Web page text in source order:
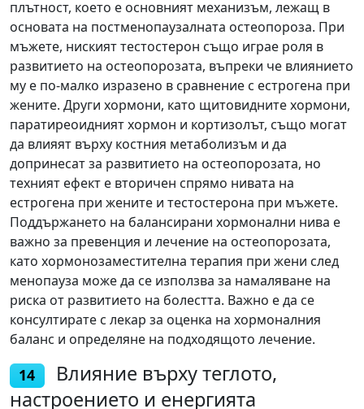
плътност, което е основният механизъм, лежащ в
основата на постменопаузалната остеопороза. При
мъжете, ниският тестостерон също играе роля в
развитието на остеопорозата, въпреки че влиянието
му е по-малко изразено в сравнение с естрогена при
жените. Други хормони, като щитовидните хормони,
паратиреоидният хормон и кортизолът, също могат
да влияят върху костния метаболизъм и да
допринесат за развитието на остеопорозата, но
техният ефект е вторичен спрямо нивата на
естрогена при жените и тестостерона при мъжете.
Поддържането на балансирани хормонални нива е
важно за превенция и лечение на остеопорозата,
като хормонозаместителна терапия при жени след
менопауза може да се използва за намаляване на
риска от развитието на болестта. Важно е да се
консултирате с лекар за оценка на хормоналния
баланс и определяне на подходящото лечение.
14
Влияние върху теглото,
настроението и енергията